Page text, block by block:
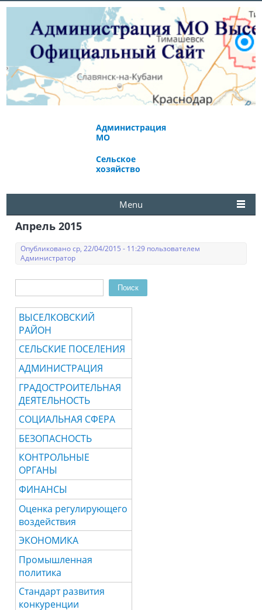
Администрация
МО
Сельское
хозяйство
Menu
Апрель 2015
Опубликовано ср, 22/04/2015 - 11:29 пользователем
Администратор
Поиск
ВЫСЕЛКОВСКИЙ
РАЙОН
СЕЛЬСКИЕ ПОСЕЛЕНИЯ
АДМИНИСТРАЦИЯ
ГРАДОСТРОИТЕЛЬНАЯ
ДЕЯТЕЛЬНОСТЬ
СОЦИАЛЬНАЯ СФЕРА
БЕЗОПАСНОСТЬ
КОНТРОЛЬНЫЕ
ОРГАНЫ
ФИНАНСЫ
Оценка регулирующего
воздействия
ЭКОНОМИКА
Промышленная
политика
Стандарт развития
конкуренции